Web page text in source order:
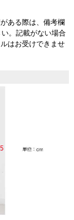
ある際は、備考欄
。記載がない場合
はお受けできませ